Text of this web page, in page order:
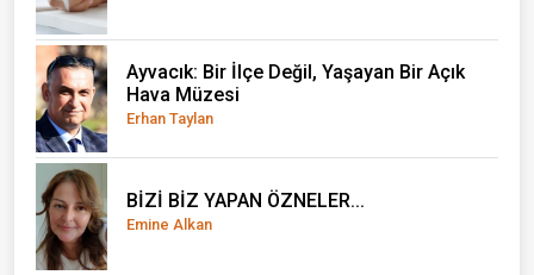
Ayvacık: Bir İlçe Değil, Yaşayan Bir Açık
Hava Müzesi
Erhan Taylan
BİZİ BİZ YAPAN ÖZNELER...
Emine Alkan